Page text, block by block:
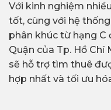
Với kinh nghiệm
tốt, cùng với hệ
phân khúc từ hạng C
Quận của Tp. Hồ Chí
sẽ hỗ trợ tìm thuê
hợp nhất và tối ưu